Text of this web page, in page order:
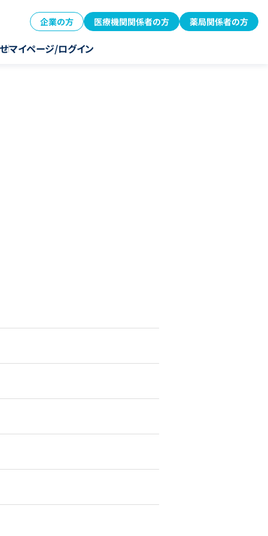
企業の方 医療機関関係者の方 薬局関係者の方
マイページ/ログイン